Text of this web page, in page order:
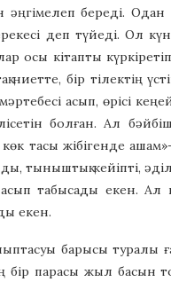
әңгімелеп береді.
деп түйеді. Ол
осы кітапты
ниетте, бір тілектің
асып, өрісі
болған. Ал
тасы жібігенде
тыныштық кейіпті,
табысады екен.
екен.
барысы
бір парасы жыл басын